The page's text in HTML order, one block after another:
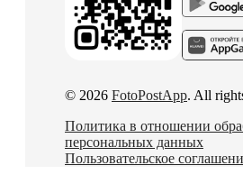
© 2026 FotoPostApp. All
Политика в отношении
персональных данных
Пользовательское